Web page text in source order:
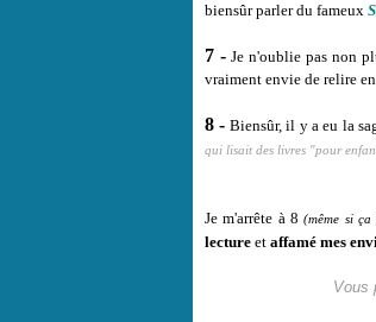
biensûr parler du fameux
7 - Je n'oublie pas non
vraiment envie de relire
8 - Biensûr, il y a eu la
qui lisait des livres "pour
Je m'arrête à 8(même si
lecture et affamé mes
Vous